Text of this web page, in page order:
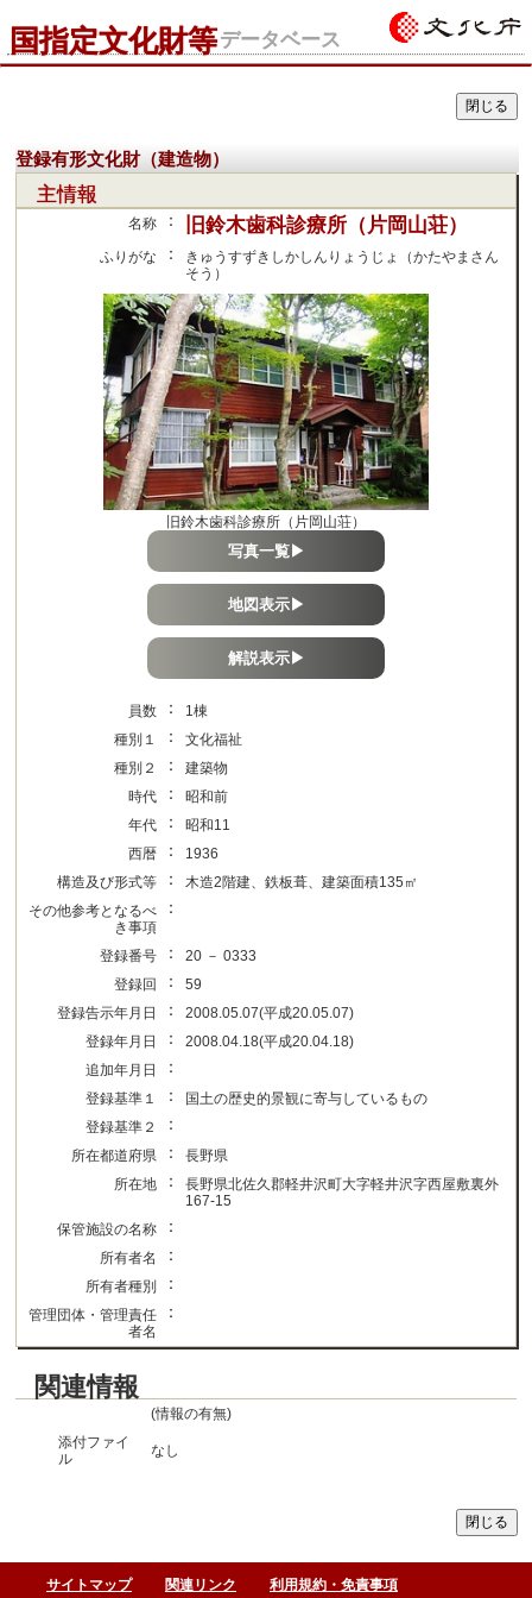
国指定文化財等データベース
登録有形文化財（建造物）
主情報
名称 ： 旧鈴木歯科診療所（片岡山荘）
ふりがな ：
きゅうすずきしかしんりょうじょ（かたやまさん
そう）
旧鈴木歯科診療所（片岡山荘）
写真一覧▶
地図表示▶
解説表示▶
員数 ：
1棟
種別１
：
文化福祉
種別２
：
建築物
時代
：
昭和前
年代
：
昭和11
西暦
：
1936
構造及び形式等
：
木造2階建、鉄板葺、建築面積135㎡
その他参考となるべ
き事項
：
登録番号 ：
20 － 0333
登録回
：
59
登録告示年月日
：
2008.05.07(平成20.05.07)
登録年月日
：
2008.04.18(平成20.04.18)
追加年月日
：
登録基準１ ：
国土の歴史的景観に寄与しているもの
登録基準２
：
所在都道府県 ：
長野県
所在地
：
長野県北佐久郡軽井沢町大字軽井沢字西屋敷裏外
167-15
保管施設の名称
：
所有者名 ：
所有者種別 ：
管理団体・管理責任
者名
：
関連情報
(情報の有無)
添付ファイ
ル
なし
サイトマップ 関連リンク 利用規約・免責事項